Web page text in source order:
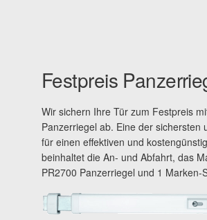
Festpreis
Wir sichern Ihre Tür zum Festpreis
Panzerriegel ab. Eine der
für einen effektiven und
beinhaltet die An- und Abfahrt, das
PR2700 Panzerriegel und 1